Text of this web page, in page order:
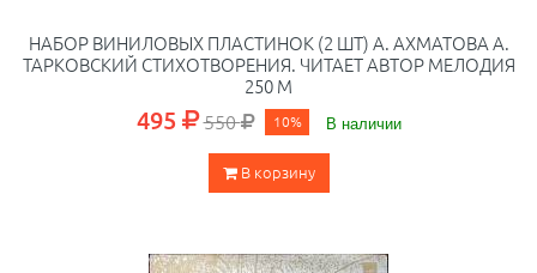
НАБОР ВИНИЛОВЫХ ПЛАСТИНОК (2 ШТ) А. АХМАТОВА А.
ТАРКОВСКИЙ СТИХОТВОРЕНИЯ. ЧИТАЕТ АВТОР МЕЛОДИЯ
250 М
495 550 10% В наличии
В корзину